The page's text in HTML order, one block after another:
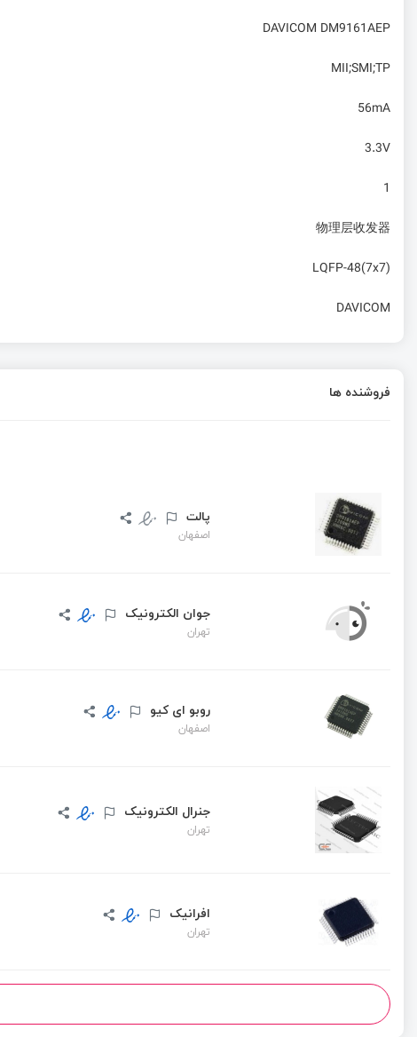
DAVICOM DM9161AEP
MII;SMI;TP
56mA
3.3V
1
物理层收发器
LQFP-48(7x7)
DAVICOM
فروشنده ها
پالت
اصفهان
جوان الکترونیک
تهران
روبو ای کیو
اصفهان
جنرال الکترونیک
تهران
افرانیک
تهران